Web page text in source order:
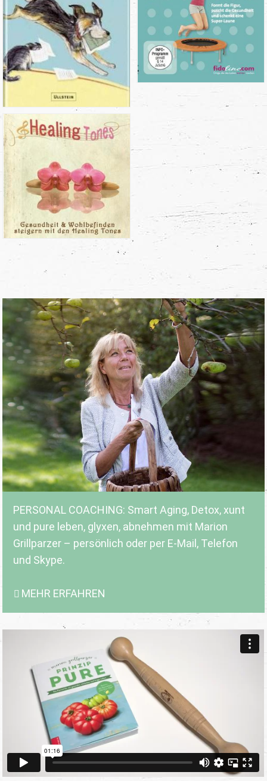
PERSONAL COACHING: Smart Aging, Detox, xunt
und pure leben, glyxen, abnehmen mit Marion
Grillparzer – persönlich oder per E-Mail, Telefon
und Skype.
MEHR ERFAHREN